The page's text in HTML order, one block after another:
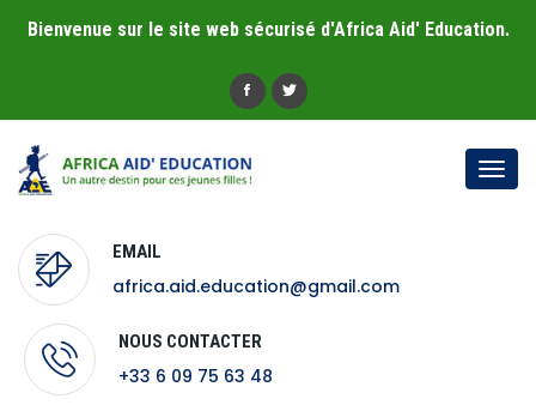
Bienvenue sur le site web sécurisé d'Africa Aid' Education.
EMAIL
africa.aid.education@gmail.com
NOUS CONTACTER
+33 6 09 75 63 48